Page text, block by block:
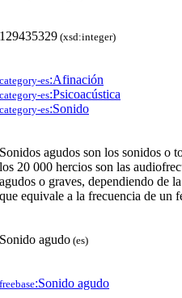
129435329 (xsd:integer)
category-es:Afinación
category-es:Psicoacústica
category-es:Sonido
Sonidos agudos son los sonidos o
los 20 000 hercios son las
agudos o graves, dependiendo de
que equivale a la frecuencia de un
Sonido agudo (es)
freebase:Sonido agudo